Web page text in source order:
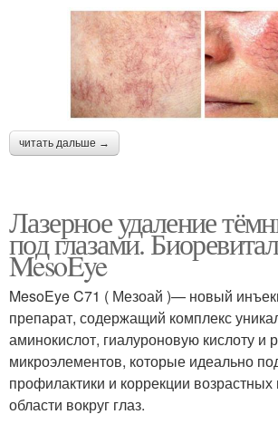
читать дальше →
Лазерное удаление
под глазами.
MesoEye
MesoEye C71 ( Мезоай )— новый
препарат, содержащий комплекс
аминокислот, гиалуроновую кислоту и
микроэлементов, которые идеально
профилактики и коррекции
области вокруг глаз.